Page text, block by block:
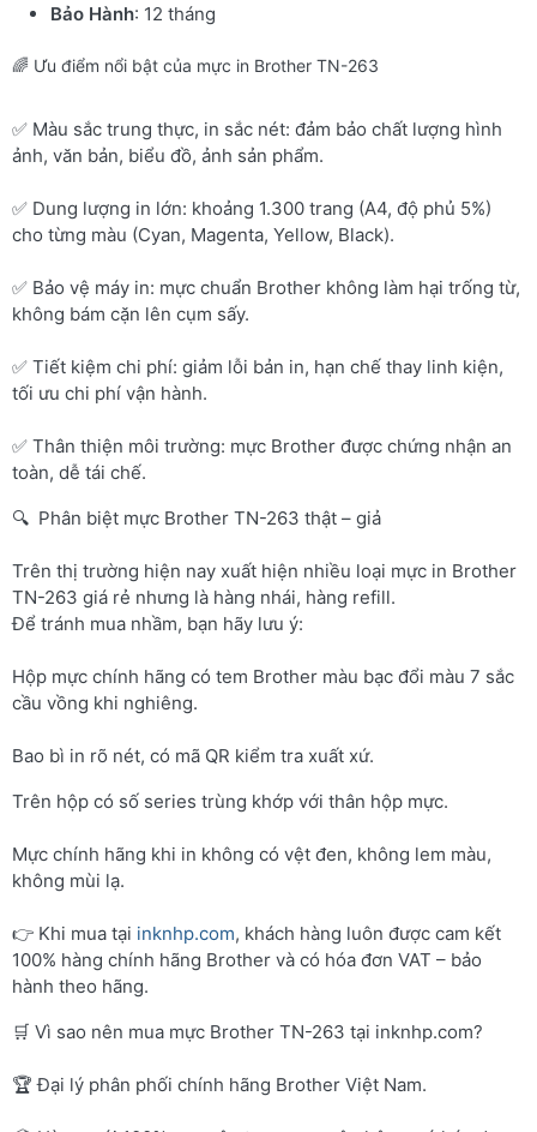
Bảo Hành: 12 tháng
🌈 Ưu điểm nổi bật của mực in Brother TN-263
✅ Màu sắc trung thực, in sắc nét: đảm bảo chất lượng hình
ảnh, văn bản, biểu đồ, ảnh sản phẩm.
✅ Dung lượng in lớn: khoảng 1.300 trang (A4, độ phủ 5%)
cho từng màu (Cyan, Magenta, Yellow, Black).
✅ Bảo vệ máy in: mực chuẩn Brother không làm hại trống từ,
không bám cặn lên cụm sấy.
✅ Tiết kiệm chi phí: giảm lỗi bản in, hạn chế thay linh kiện,
tối ưu chi phí vận hành.
✅ Thân thiện môi trường: mực Brother được chứng nhận an
toàn, dễ tái chế.
🔍 Phân biệt mực Brother TN-263 thật – giả
Trên thị trường hiện nay xuất hiện nhiều loại mực in Brother
TN-263 giá rẻ nhưng là hàng nhái, hàng refill.
Để tránh mua nhầm, bạn hãy lưu ý:
Hộp mực chính hãng có tem Brother màu bạc đổi màu 7 sắc
cầu vồng khi nghiêng.
Bao bì in rõ nét, có mã QR kiểm tra xuất xứ.
Trên hộp có số series trùng khớp với thân hộp mực.
Mực chính hãng khi in không có vệt đen, không lem màu,
không mùi lạ.
👉 Khi mua tại inknhp.com, khách hàng luôn được cam kết
100% hàng chính hãng Brother và có hóa đơn VAT – bảo
hành theo hãng.
🛒 Vì sao nên mua mực Brother TN-263 tại inknhp.com?
🏆 Đại lý phân phối chính hãng Brother Việt Nam.